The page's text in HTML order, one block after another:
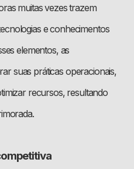
muitas vezes trazem
e conhecimentos
elementos, as
suas práticas operacionais,
recursos, resultando